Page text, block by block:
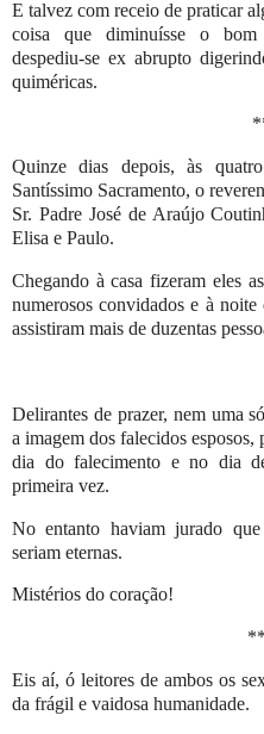
E talvez com receio de praticar
coisa que diminuísse o bom
despediu-se ex abrupto
quiméricas.
Quinze dias depois, às
Santíssimo Sacramento, o
Sr. Padre José de Araújo
Elisa e Paulo.
Chegando à casa fizeram eles
numerosos convidados e à
assistiram mais de duzentas
Delirantes de prazer, nem uma
a imagem dos falecidos
dia do falecimento e no dia
primeira vez.
No entanto haviam jurado
seriam eternas.
Mistérios do coração!
Eis aí, ó leitores de ambos os
da frágil e vaidosa humanidade.